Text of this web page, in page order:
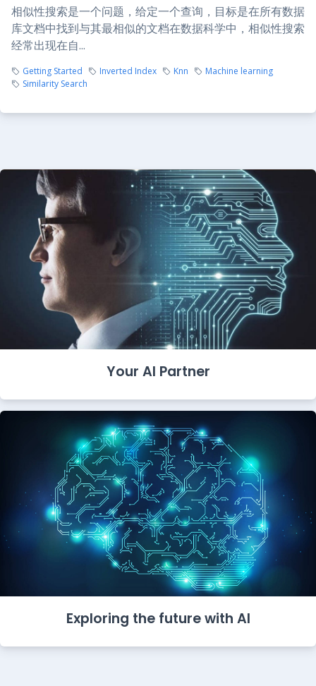
相似性搜索是一个问题，给定一个查询，目标是在所有数据
库文档中找到与其最相似的文档在数据科学中，相似性搜索
经常出现在自...
Getting Started Inverted Index Knn
Machine learning
Similarity Search
Your AI Partner
Exploring the future with AI